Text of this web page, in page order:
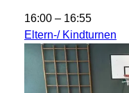
16:00 – 16:55
Eltern-/ Kindturnen